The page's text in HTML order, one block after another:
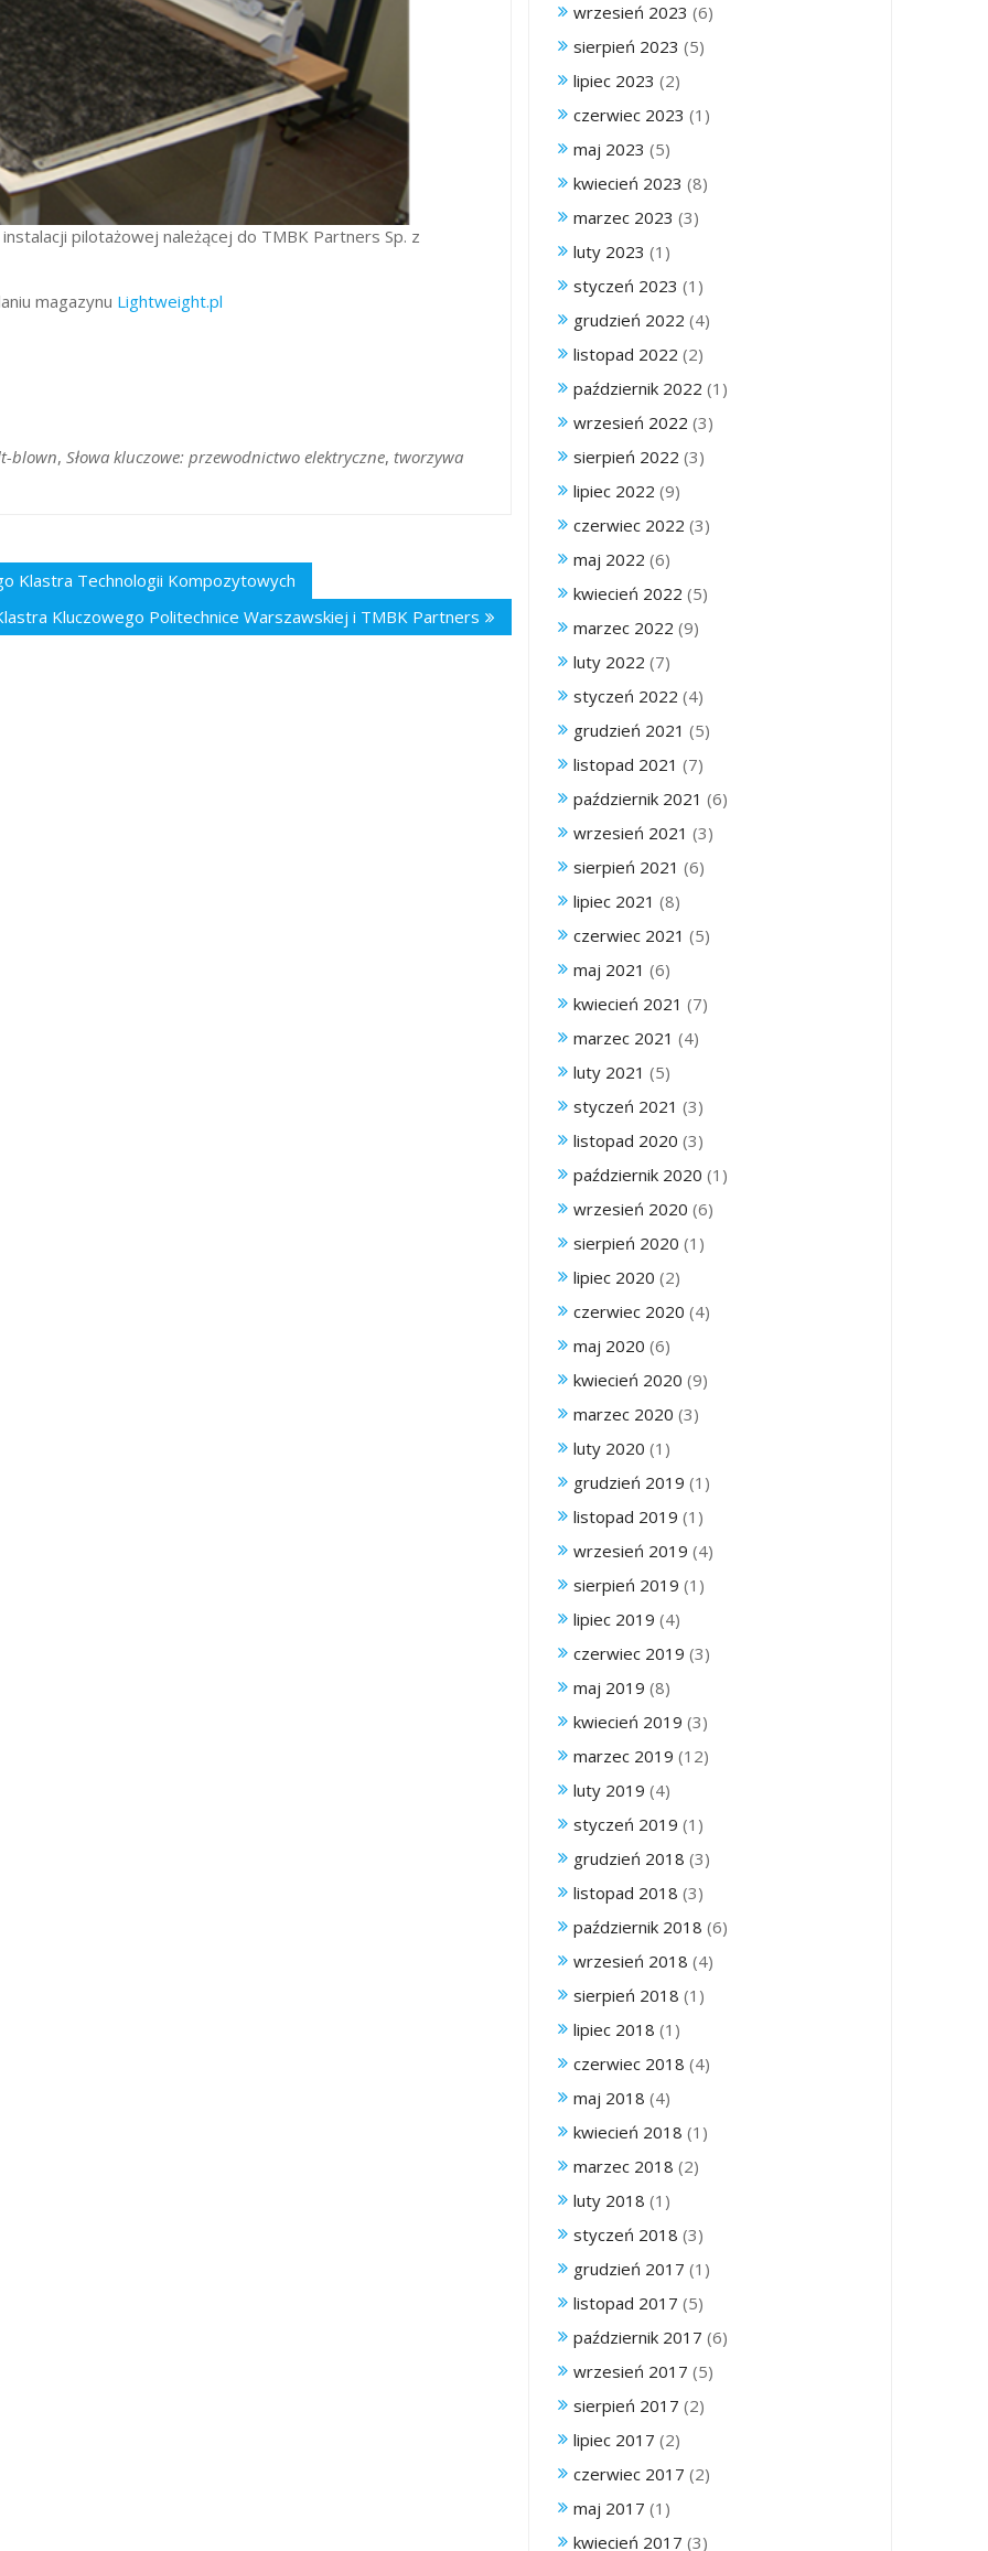
pilotażowej należącej do TMBK Partners Sp. z
magazynu Lightweight.pl
blown, Słowa kluczowe: przewodnictwo elektryczne, tworzywa
Klastra Technologii Kompozytowych
Kluczowego Politechnice Warszawskiej i TMBK Partners
wrzesień 2023 (6)
sierpień 2023 (5)
lipiec 2023 (2)
czerwiec 2023 (1)
maj 2023 (5)
kwiecień 2023 (8)
marzec 2023 (3)
luty 2023 (1)
styczeń 2023 (1)
grudzień 2022 (4)
listopad 2022 (2)
październik 2022 (1)
wrzesień 2022 (3)
sierpień 2022 (3)
lipiec 2022 (9)
czerwiec 2022 (3)
maj 2022 (6)
kwiecień 2022 (5)
marzec 2022 (9)
luty 2022 (7)
styczeń 2022 (4)
grudzień 2021 (5)
listopad 2021 (7)
październik 2021 (6)
wrzesień 2021 (3)
sierpień 2021 (6)
lipiec 2021 (8)
czerwiec 2021 (5)
maj 2021 (6)
kwiecień 2021 (7)
marzec 2021 (4)
luty 2021 (5)
styczeń 2021 (3)
listopad 2020 (3)
październik 2020 (1)
wrzesień 2020 (6)
sierpień 2020 (1)
lipiec 2020 (2)
czerwiec 2020 (4)
maj 2020 (6)
kwiecień 2020 (9)
marzec 2020 (3)
luty 2020 (1)
grudzień 2019 (1)
listopad 2019 (1)
wrzesień 2019 (4)
sierpień 2019 (1)
lipiec 2019 (4)
czerwiec 2019 (3)
maj 2019 (8)
kwiecień 2019 (3)
marzec 2019 (12)
luty 2019 (4)
styczeń 2019 (1)
grudzień 2018 (3)
listopad 2018 (3)
październik 2018 (6)
wrzesień 2018 (4)
sierpień 2018 (1)
lipiec 2018 (1)
czerwiec 2018 (4)
maj 2018 (4)
kwiecień 2018 (1)
marzec 2018 (2)
luty 2018 (1)
styczeń 2018 (3)
grudzień 2017 (1)
listopad 2017 (5)
październik 2017 (6)
wrzesień 2017 (5)
sierpień 2017 (2)
lipiec 2017 (2)
czerwiec 2017 (2)
maj 2017 (1)
kwiecień 2017 (3)